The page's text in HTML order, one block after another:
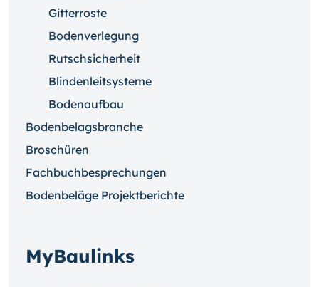
Gitterroste
Bodenverlegung
Rutschsicherheit
Blindenleitsysteme
Bodenaufbau
Bodenbelagsbranche
Broschüren
Fachbuchbesprechungen
Bodenbeläge Projektberichte
MyBaulinks